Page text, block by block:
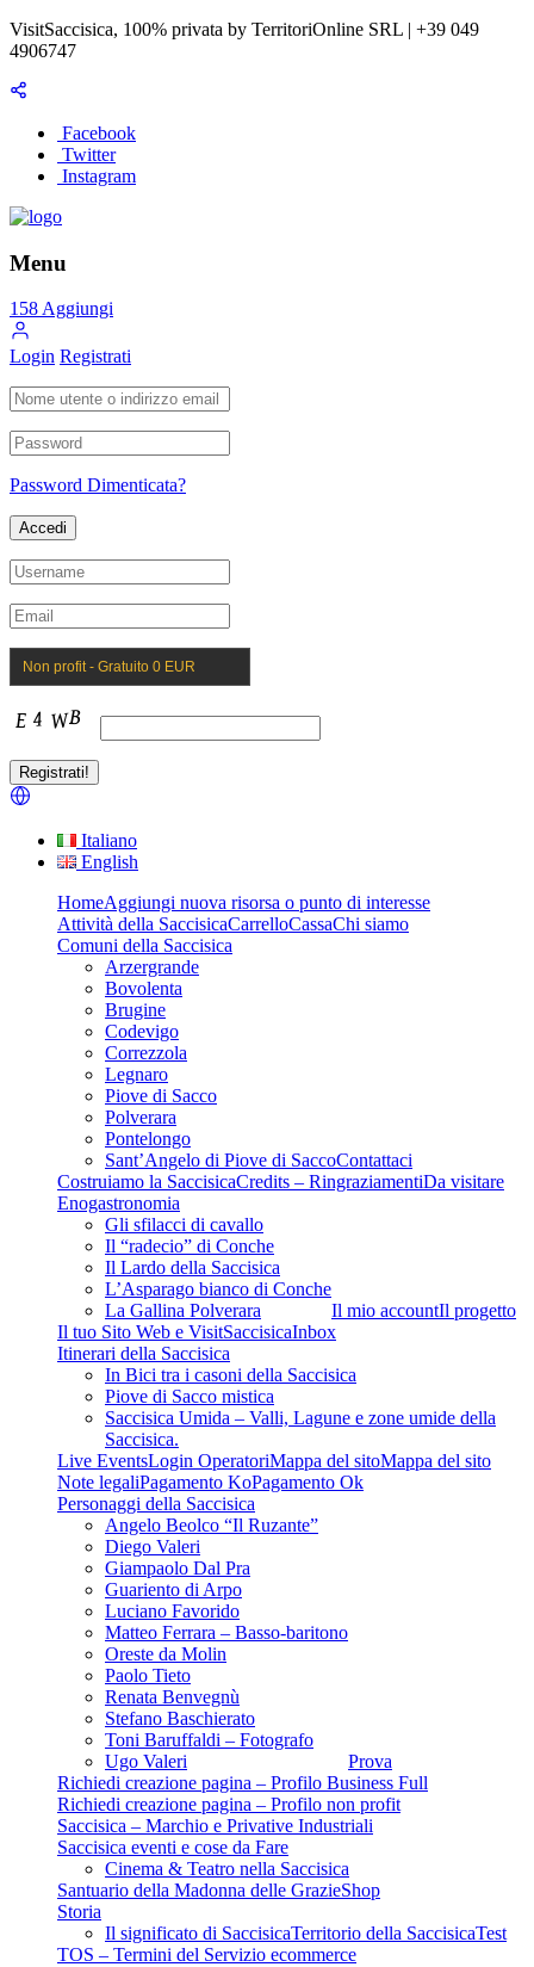
VisitSaccisica, 100% privata by TerritoriOnline SRL | +39 049
4906747
Facebook
Twitter
Instagram
Menu
158Aggiungi
Login Registrati
Password Dimenticata?
Non profit - Gratuito 0 EUR
Italiano
English
HomeAggiungi nuova risorsa o punto di interesse
Attività della SaccisicaCarrelloCassaChi siamo
Comuni della Saccisica
Arzergrande
Bovolenta
Brugine
Codevigo
Correzzola
Legnaro
Piove di Sacco
Polverara
Pontelongo
Sant’Angelo di Piove di SaccoContattaci
Costruiamo la SaccisicaCredits – RingraziamentiDa visitare
Enogastronomia
Gli sfilacci di cavallo
Il “radecio” di Conche
Il Lardo della Saccisica
L’Asparago bianco di Conche
La Gallina Polverara
Il mio accountIl progetto
Il tuo Sito Web e VisitSaccisicaInbox
Itinerari della Saccisica
In Bici tra i casoni della Saccisica
Piove di Sacco mistica
Saccisica Umida – Valli, Lagune e zone umide della
Saccisica.
Live EventsLogin OperatoriMappa del sitoMappa del sito
Note legaliPagamento KoPagamento Ok
Personaggi della Saccisica
Angelo Beolco “Il Ruzante”
Diego Valeri
Giampaolo Dal Pra
Guariento di Arpo
Luciano Favorido
Matteo Ferrara – Basso-baritono
Oreste da Molin
Paolo Tieto
Renata Benvegnù
Stefano Baschierato
Toni Baruffaldi – Fotografo
Ugo Valeri
Prova
Richiedi creazione pagina – Profilo Business Full
Richiedi creazione pagina – Profilo non profit
Saccisica – Marchio e Privative Industriali
Saccisica eventi e cose da Fare
Cinema & Teatro nella Saccisica
Santuario della Madonna delle GrazieShop
Storia
Il significato di SaccisicaTerritorio della SaccisicaTest
TOS – Termini del Servizio ecommerce